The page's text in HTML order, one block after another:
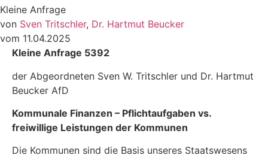
Kleine Anfrage
von Sven Tritschler, Dr. Hartmut Beucker
vom 11.04.2025
Kleine Anfrage 5392
der Abgeordneten Sven W. Tritschler und Dr. Hartmut
Beucker AfD
Kommunale Finanzen – Pflichtaufgaben vs.
freiwillige Leistungen der Kommunen
Die Kommunen sind die Basis unseres Staatswesens